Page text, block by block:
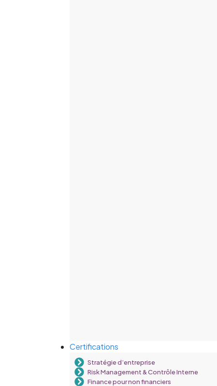
Certifications
Stratégie d’entreprise
Risk Management & Contrôle Interne
Finance pour non financiers